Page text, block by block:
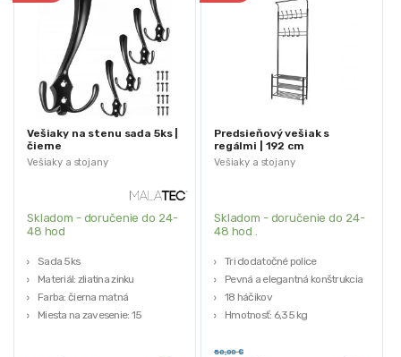
Vešiaky a stojany
Vešiaky na stenu sada 5ks |
čierne
Skladom - doručenie do 24-
48 hod
Sada 5ks
Materiál: zliatina zinku
Farba: čierna matná
Miesta na zavesenie: 15
Vešiaky a stojany
Predsieňový vešiak s
regálmi | 192 cm
Skladom - doručenie do 24-
48 hod .
Tri dodatočné police
Pevná a elegantná konštrukcia
18 háčikov
Hmotnosť: 6,35 kg
50,00€